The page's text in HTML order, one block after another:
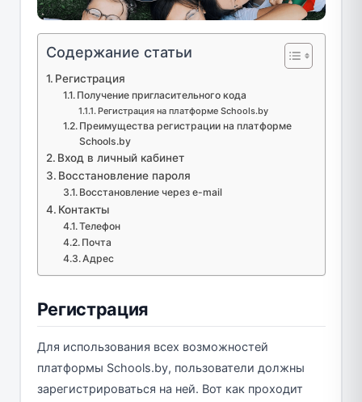
Содержание статьи
Регистрация
Получение пригласительного кода
Регистрация на платформе Schools.by
Преимущества регистрации на платформе
Schools.by
Вход в личный кабинет
Восстановление пароля
Восстановление через e-mail
Контакты
Телефон
Почта
Адрес
Регистрация
Для использования всех возможностей
платформы Schools.by, пользователи должны
зарегистрироваться на ней. Вот как проходит